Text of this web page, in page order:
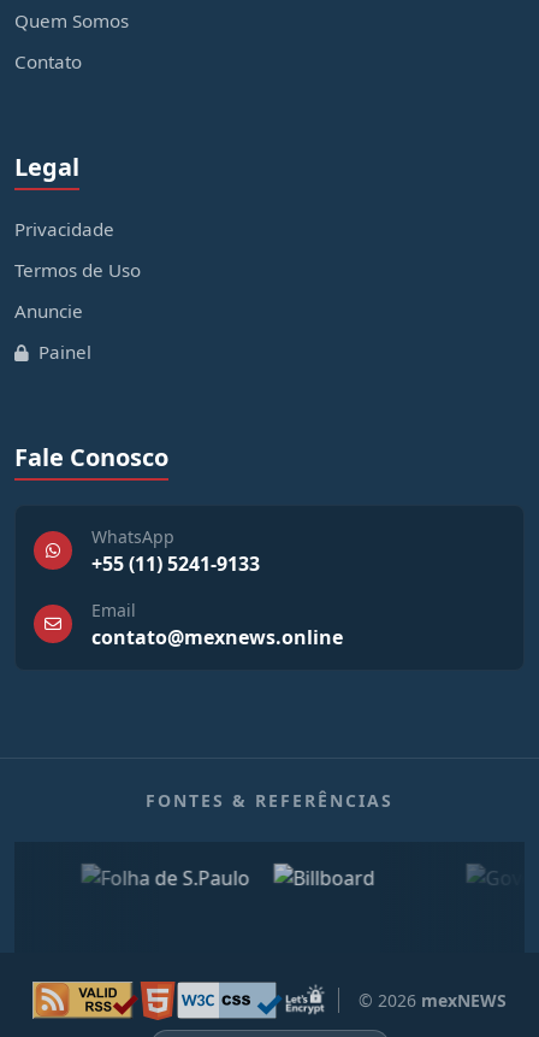
Quem Somos
Contato
Legal
Privacidade
Termos de Uso
Anuncie
Painel
Fale Conosco
WhatsApp
+55 (11) 5241-9133
Email
contato@mexnews.online
FONTES & REFERÊNCIAS
© 2026 mexNEWS